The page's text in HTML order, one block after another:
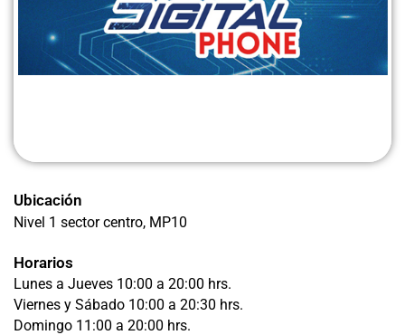
Ubicación
Nivel 1 sector centro, MP10
Horarios
Lunes a Jueves 10:00 a 20:00 hrs.
Viernes y Sábado 10:00 a 20:30 hrs.
Domingo 11:00 a 20:00 hrs.